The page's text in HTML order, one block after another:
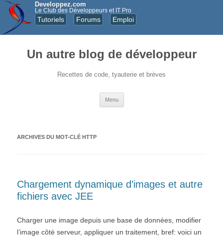
Developpez.com
Le Club des Développeurs et IT Pro
Tutoriels Forums Emploi
Un autre blog de développeur
Recettes de code, tyauterie et brèves
Menu
ARCHIVES DU MOT-CLÉ HTTP
Chargement dynamique d’images et autre
fichiers avec JEE
Charger une image depuis une base de données, modifier
l’image côté serveur, appliquer un traitement, bref: voici un